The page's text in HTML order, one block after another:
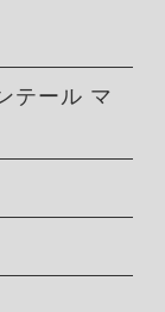
テール マ